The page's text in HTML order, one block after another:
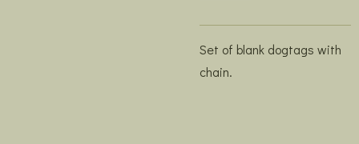
Set of blank dogtags with
chain.